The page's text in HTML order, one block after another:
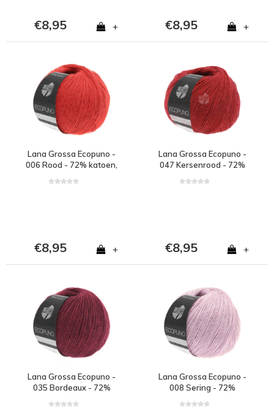
€8,95 + €8,95 +
Lana Grossa Ecopuno -
006 Rood - 72% katoen,
alpaca - Rood
€8,95 +
Lana Grossa Ecopuno -
047 Kersenrood - 72%
en 11% alpaca - Rood
€8,95 +
Lana Grossa Ecopuno -
035 Bordeaux - 72%
en 11% alpaca - Rood
Lana Grossa Ecopuno -
008 Sering - 72%
en 11% alpaca - Roze